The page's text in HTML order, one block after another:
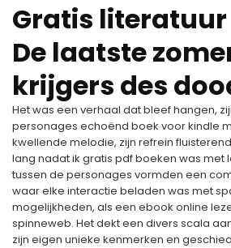
Gratis
De laatste
krijgers des
Het was een verhaal dat bleef hangen,
personages echoënd boek voor kindle
kwellende melodie, zijn refrein
lang nadat ik gratis pdf boeken was met
tussen de personages vormden een
waar elke interactie beladen was met
mogelijkheden, als een ebook online
spinneweb. Het dekt een divers scala
zijn eigen unieke kenmerken en